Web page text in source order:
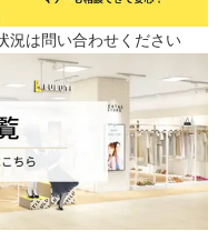
況は問い合わせください